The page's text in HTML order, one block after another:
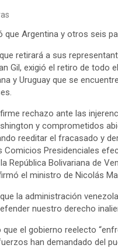
que Argentina y otros seis
retirará a sus
Gil, exigió el retiro de todo
y Uruguay que se
rechazo ante las
y comprometidos
reeditar el fracasado y
Presidenciales
República Bolivariana de
el ministro de Nicolás
la administración
nuestro derecho
que el gobierno reelecto
han demandado del